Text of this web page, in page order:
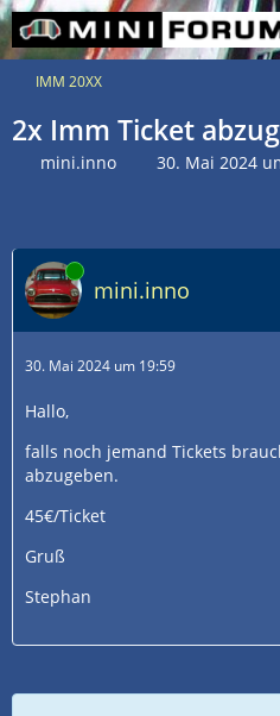
IMM 20XX
2x Imm Ticket
mini.inno 30. Mai 2024
Online
mini.inno
30. Mai 2024 um 19:59
Hallo,
falls noch jemand Tickets
abzugeben.
45€/Ticket
Gruß
Stephan